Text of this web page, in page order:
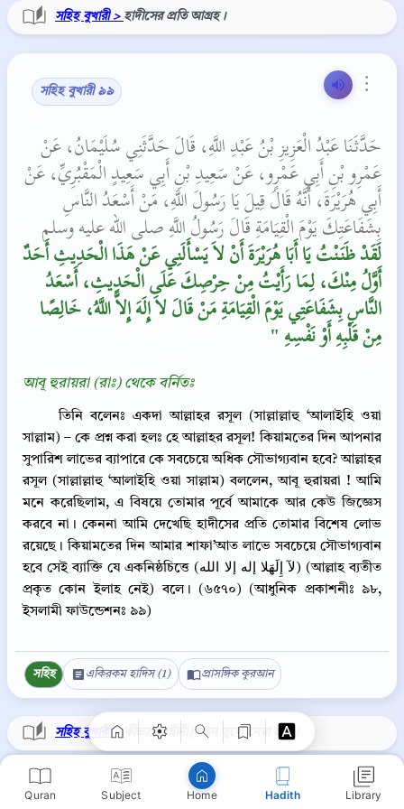
Quran Subject Home Hadith Library
সহিহ বুখারী > হাদীসের প্রতি আগ্রহ।
⋮
সহিহ বুখারী ৯৯
حَدَّثَنَا عَبْدُ الْعَزِيزِ بْنُ عَبْدِ اللَّهِ، قَالَ حَدَّثَنِي سُلَيْمَانُ، عَنْ
عَمْرِو بْنِ أَبِي عَمْرٍو، عَنْ سَعِيدِ بْنِ أَبِي سَعِيدٍ الْمَقْبُرِيِّ، عَنْ
أَبِي هُرَيْرَةَ، أَنَّهُ قَالَ قِيلَ يَا رَسُولَ اللَّهِ، مَنْ أَسْعَدُ النَّاسِ
بِشَفَاعَتِكَ يَوْمَ الْقِيَامَةِ قَالَ رَسُولُ اللَّهِ صلى الله عليه وسلم ‏
لَقَدْ ظَنَنْتُ يَا أَبَا هُرَيْرَةَ أَنْ لاَ يَسْأَلَنِي عَنْ هَذَا الْحَدِيثِ أَحَدٌ
أَوَّلُ مِنْكَ، لِمَا رَأَيْتُ مِنْ حِرْصِكَ عَلَى الْحَدِيثِ، أَسْعَدُ
النَّاسِ بِشَفَاعَتِي يَوْمَ الْقِيَامَةِ مَنْ قَالَ لاَ إِلَهَ إِلاَّ اللَّهُ، خَالِصًا
مِنْ قَلْبِهِ أَوْ نَفْسِهِ ‏"
আবূ হুরায়রা (রাঃ) থেকে বর্নিতঃ
তিনি বলেনঃ একদা আল্লাহর রসূল (সাল্লাল্লাহু ‘আলাইহি ওয়া
সাল্লাম) – কে প্রশ্ন করা হলঃ হে আল্লাহর রসূল! কিয়ামতের দিন আপনার
সুপারিশ লাভের ব্যাপারে কে সবচেয়ে অধিক সৌভাগ্যবান হবে? আল্লাহর
রসূল (সাল্লাল্লাহু ‘আলাইহি ওয়া সাল্লাম) বললেন, আবূ হুরায়রা ! আমি
মনে করেছিলাম, এ বিষয়ে তোমার পূর্বে আমাকে আর কেউ জিজ্ঞেস
করবে না। কেননা আমি দেখেছি হাদীসের প্রতি তোমার বিশেষ লোভ
রয়েছে। কিয়ামতের দিন আমার শাফা’আত লাভে সবচেয়ে সৌভাগ্যবান
হবে সেই ব্যাক্তি যে একনিষ্ঠচিত্তে (لآ إِلَهَلا إله إلا الله) (আল্লাহ ব্যতীত
প্রকৃত কোন ইলাহ নেই) বলে। (৬৫৭০) (আধুনিক প্রকাশনীঃ ৯৮,
ইসলামী ফাউন্ডেশনঃ ৯৯)
সহিহ একিরকম হাদিস (1) প্রাসঙ্গিক কুরআন
সহিহ বুখারী > কীভাবে (দ্বীনী) জ্ঞান তুলে নেয়া হবে।
⋮